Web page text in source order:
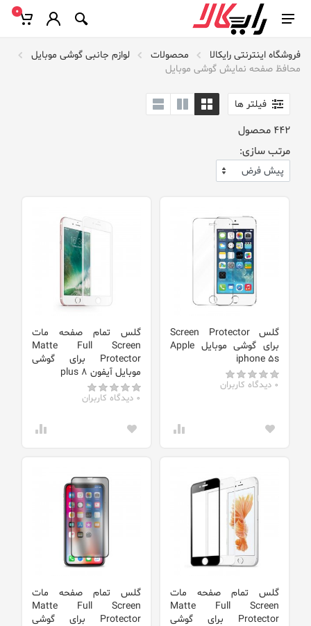
0
فروشگاه اینترنتی رایکالا محصولات
لوازم جانبی گوشی موبایل
محافظ صفحه نمایش گوشی موبایل
فیلتر ها
442 محصول
مرتب سازی:
گلس Screen Protector
برای گوشی موبایل Apple
iphone 5s
0 دیدگاه کاربران
گلس تمام صفحه مات
Matte Full Screen
Protector برای گوشی
موبایل آیفون 8 plus
0 دیدگاه کاربران
گلس تمام صفحه مات
Matte Full Screen
Protector برای گوشی
گلس تمام صفحه مات
Matte Full Screen
Protector برای گوشی